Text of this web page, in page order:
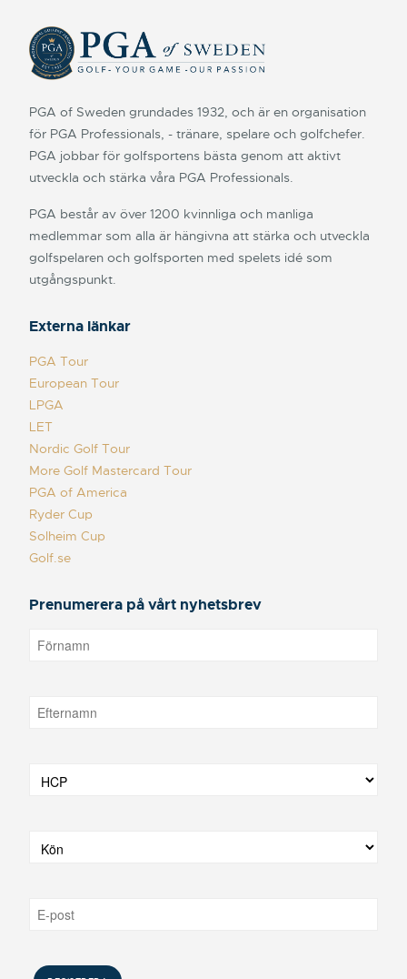
PGA of Sweden grundades 1932, och är en organisation
för PGA Professionals, - tränare, spelare och golfchefer.
PGA jobbar för golfsportens bästa genom att aktivt
utveckla och stärka våra PGA Professionals.
PGA består av över 1200 kvinnliga och manliga
medlemmar som alla är hängivna att stärka och utveckla
golfspelaren och golfsporten med spelets idé som
utgångspunkt.
Externa länkar
PGA Tour
European Tour
LPGA
LET
Nordic Golf Tour
More Golf Mastercard Tour
PGA of America
Ryder Cup
Solheim Cup
Golf.se
Prenumerera på vårt nyhetsbrev